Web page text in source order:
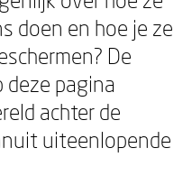
doen en hoe je ze
De
pagina
achter de
uiteenlopende